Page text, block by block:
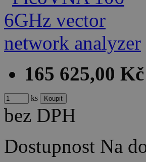
165 625,00 Kč
ks
bez DPH
Dostupnost Na